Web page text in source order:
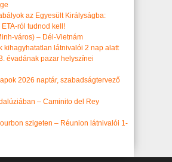
az Egyesült Királyságba:
ról tudnod kell!
város) – Dél-Vietnám
kihagyhatatlan látnivalói 2 nap alatt
évadának pazar helyszínei
2026 naptár, szabadságtervező
– Caminito del Rey
szigeten – Réunion látnivalói 1-